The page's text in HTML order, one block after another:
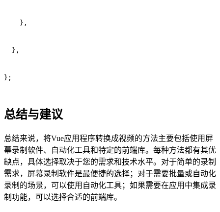
    },
  },
};
总结与建议
总结来说，将Vue应用程序转换成视频的方法主要包括使用屏
幕录制软件、自动化工具和特定的前端库。每种方法都有其优
缺点，具体选择取决于您的需求和技术水平。对于简单的录制
需求，屏幕录制软件是最便捷的选择；对于需要批量或自动化
录制的场景，可以使用自动化工具；如果需要在应用中集成录
制功能，可以选择合适的前端库。